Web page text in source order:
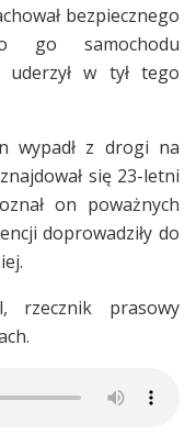
bezpiecznego
go samochodu
w tył tego
wypadł z drogi na
się 23-letni
on poważnych
doprowadziły do
rzecznik prasowy